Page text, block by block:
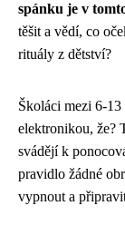
spánku je v
těšit a vědí, co
rituály z dětství?
Školáci mezi 6-
elektronikou, že?
svádějí k
pravidlo žádné
vypnout a